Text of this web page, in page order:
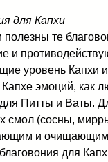
для Капхи
полезны те
и
уровень Капхи
эмоций, как
Питты и Ваты.
смол (сосны,
и очищающим
для